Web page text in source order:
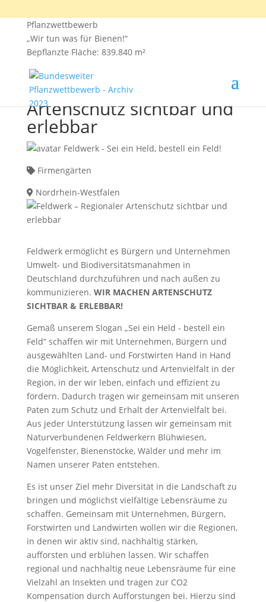
Pflanzwettbewerb
„Wir tun was für Bienen!“
Bepflanzte Fläche: 839.840 m²
Feldwerk – Regionaler
Artenschutz sichtbar und
erlebbar
Feldwerk - Sei ein Held, bestell ein Feld!
Firmengärten
Nordrhein-Westfalen
Feldwerk ermöglicht es Bürgern und Unternehmen
Umwelt- und Biodiversitätsmanahmen in
Deutschland durchzuführen und nach außen zu
kommunizieren. WIR MACHEN ARTENSCHUTZ
SICHTBAR & ERLEBBAR!
Gemäß unserem Slogan „Sei ein Held - bestell ein
Feld“ schaffen wir mit Unternehmen, Bürgern und
ausgewählten Land- und Forstwirten Hand in Hand
die Möglichkeit, Artenschutz und Artenvielfalt in der
Region, in der wir leben, einfach und effizient zu
fördern. Dadurch tragen wir gemeinsam mit unseren
Paten zum Schutz und Erhalt der Artenvielfalt bei.
Aus jeder Unterstützung lassen wir gemeinsam mit
Naturverbundenen Feldwerkern Blühwiesen,
Vogelfenster, Bienenstöcke, Wälder und mehr im
Namen unserer Paten entstehen.
Es ist unser Ziel mehr Diversität in die Landschaft zu
bringen und möglichst vielfältige Lebensräume zu
schaffen. Gemeinsam mit Unternehmen, Bürgern,
Forstwirten und Landwirten wollen wir die Regionen,
in denen wir aktiv sind, nachhaltig stärken,
aufforsten und erblühen lassen. Wir schaffen
regional und nachhaltig neue Lebensräume für eine
Vielzahl an Insekten und tragen zur CO2
Kompensation durch Aufforstungen bei. Hierzu sind